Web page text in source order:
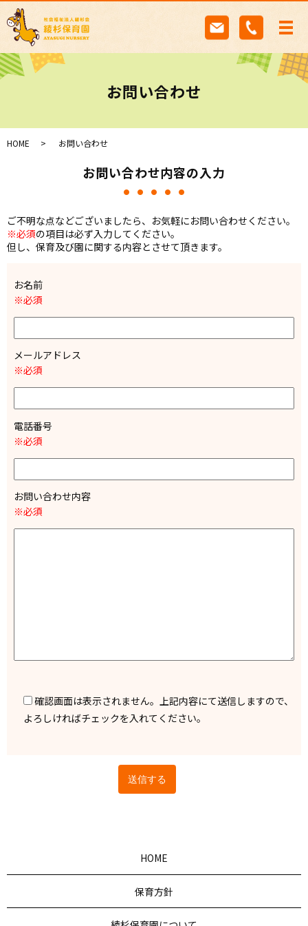
お問い合わせ
HOME お問い合わせ
お問い合わせ内容の入力
ご不明な点などございましたら、お気軽にお問い合わせください。
※必須の項目は必ず入力してください。
但し、保育及び園に関する内容とさせて頂きます。
お名前
※必須
メールアドレス
※必須
電話番号
※必須
お問い合わせ内容
※必須
確認画面は表示されません。上記内容にて送信しますので、
よろしければチェックを入れてください。
HOME
保育方針